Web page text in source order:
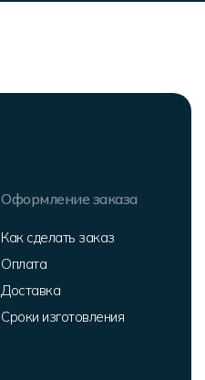
Оформление заказа
Как сделать заказ
Оплата
Доставка
Сроки изготовления